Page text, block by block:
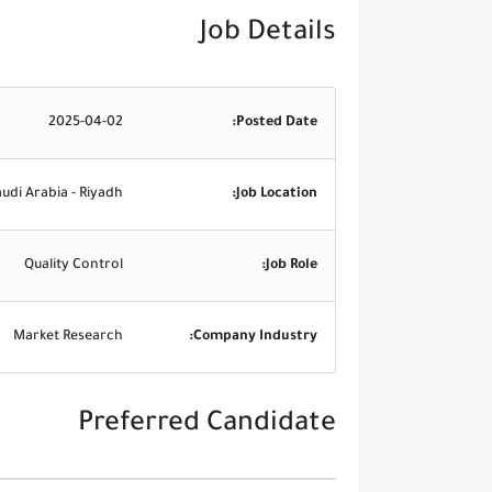
Job Details
Posted Date:
2025-04-02
Job Location:
Arabia - Riyadh
Job Role:
Quality Control
Company Industry:
Market Research
Preferred Candidate